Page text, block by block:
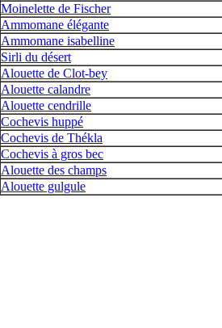
Moinelette de Fischer
Ammomane élégante
Ammomane isabelline
Sirli du désert
Alouette de Clot-bey
Alouette calandre
Alouette cendrille
Cochevis huppé
Cochevis de Thékla
Cochevis à gros bec
Alouette des champs
Alouette gulgule